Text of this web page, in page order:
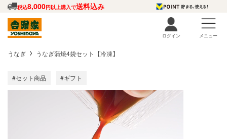
税込8,000円以上購入で送料込み
ログイン メニュー
うなぎ うなぎ蒲焼4袋セット【冷凍】
#セット商品 #ギフト